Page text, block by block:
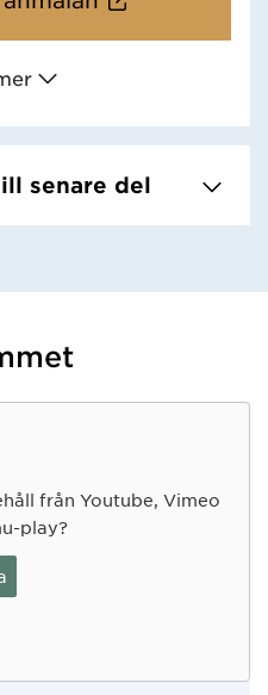
senare del
från Youtube, Vimeo
play?